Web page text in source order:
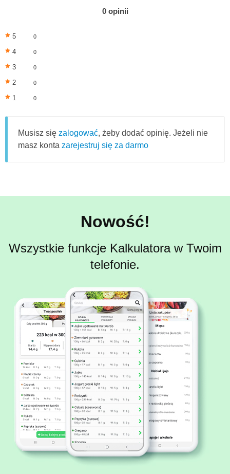
0 opinii
5 0
4 0
3 0
2 0
1 0
Musisz się zalogować, żeby dodać opinię. Jeżeli nie
masz konta zarejestruj się za darmo
Nowość!
Wszystkie funkcje Kalkulatora w Twoim
telefonie.